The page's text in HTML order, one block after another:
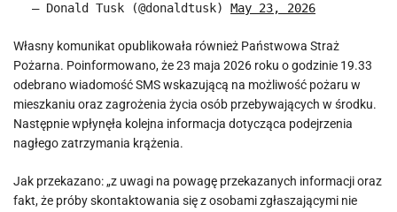
— Donald Tusk (@donaldtusk) May 23, 2026
Własny komunikat opublikowała również Państwowa Straż
Pożarna. Poinformowano, że 23 maja 2026 roku o godzinie 19.33
odebrano wiadomość SMS wskazującą na możliwość pożaru w
mieszkaniu oraz zagrożenia życia osób przebywających w środku.
Następnie wpłynęła kolejna informacja dotycząca podejrzenia
nagłego zatrzymania krążenia.
Jak przekazano: „z uwagi na powagę przekazanych informacji oraz
fakt, że próby skontaktowania się z osobami zgłaszającymi nie